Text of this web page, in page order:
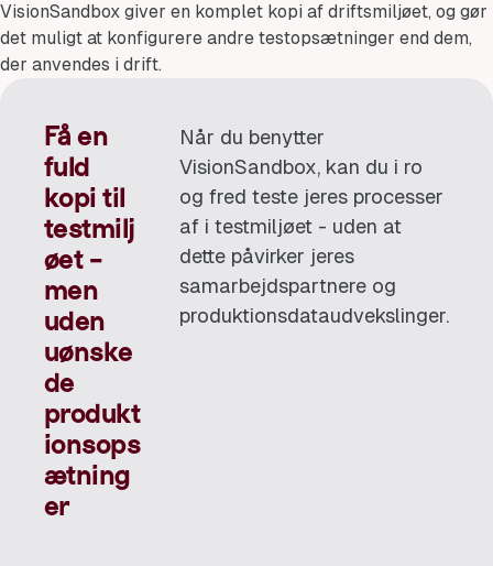
VisionSandbox giver en komplet kopi af driftsmiljøet, og gør
det muligt at konfigurere andre testopsætninger end dem,
der anvendes i drift.
Få en
fuld
kopi til
testmilj
øet -
men
uden
uønske
de
produkt
ionsops
ætning
er
Når du benytter
VisionSandbox, kan du i ro
og fred teste jeres processer
af i testmiljøet - uden at
dette påvirker jeres
samarbejdspartnere og
produktionsdataudvekslinger.